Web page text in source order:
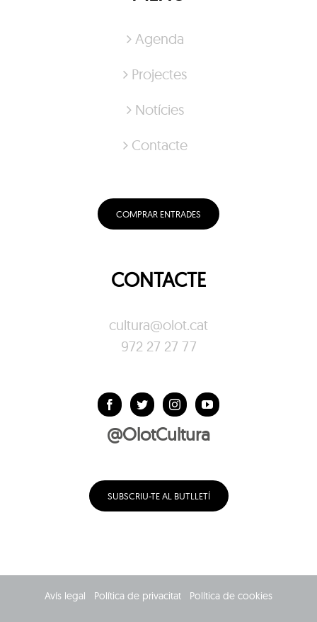
Agenda
Projectes
Notícies
Contacte
COMPRAR ENTRADES
CONTACTE
cultura@olot.cat
972 27 27 77
@OlotCultura
SUBSCRIU-TE AL BUTLLETÍ
Avís legal Política de privacitat Política de cookies